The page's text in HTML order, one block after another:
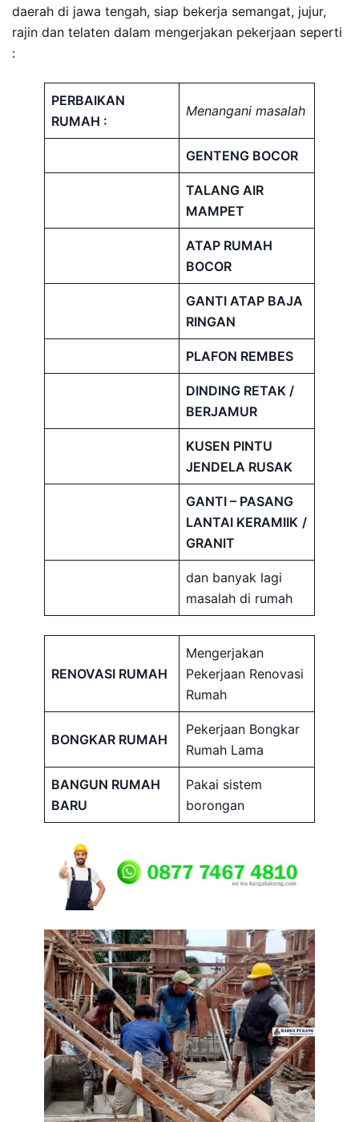
daerah di jawa tengah, siap bekerja semangat, jujur,
rajin dan telaten dalam mengerjakan pekerjaan seperti
:
PERBAIKAN
RUMAH :
Menangani masalah
GENTENG BOCOR
TALANG AIR
MAMPET
ATAP RUMAH
BOCOR
GANTI ATAP BAJA
RINGAN
PLAFON REMBES
DINDING RETAK /
BERJAMUR
KUSEN PINTU
JENDELA RUSAK
GANTI – PASANG
LANTAI KERAMIIK /
GRANIT
dan banyak lagi
masalah di rumah
RENOVASI RUMAH
Mengerjakan
Pekerjaan Renovasi
Rumah
BONGKAR RUMAH
Pekerjaan Bongkar
Rumah Lama
BANGUN RUMAH
BARU
Pakai sistem
borongan